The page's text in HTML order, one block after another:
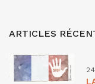
ARTICLES